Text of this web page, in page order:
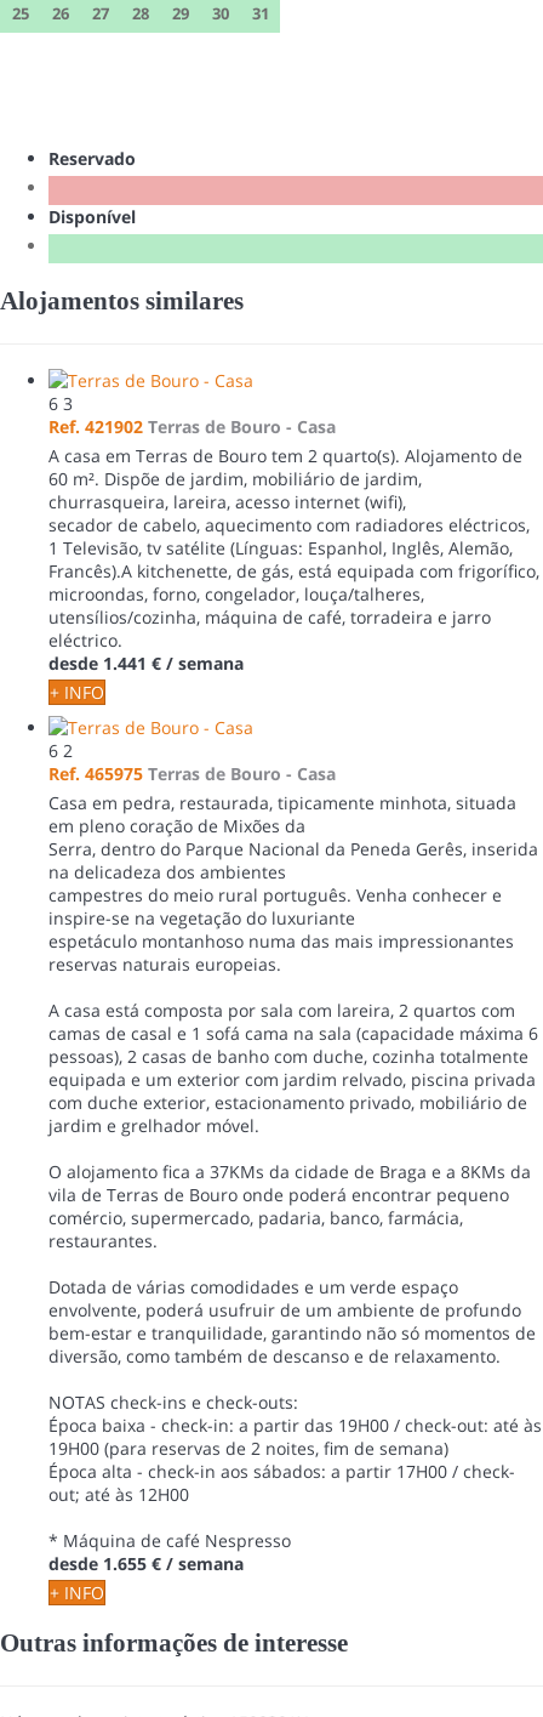
25
26 27 28 29 30 31
Reservado
Disponível
Alojamentos similares
6 3
Ref. 421902 Terras de Bouro - Casa
A casa em Terras de Bouro tem 2 quarto(s). Alojamento de
60 m². Dispõe de jardim, mobiliário de jardim,
churrasqueira, lareira, acesso internet (wifi),
secador de cabelo, aquecimento com radiadores eléctricos,
1 Televisão, tv satélite (Línguas: Espanhol, Inglês, Alemão,
Francês).A kitchenette, de gás, está equipada com frigorífico,
microondas, forno, congelador, louça/talheres,
utensílios/cozinha, máquina de café, torradeira e jarro
eléctrico.
desde 1.441 € / semana
+ INFO
6 2
Ref. 465975 Terras de Bouro - Casa
Casa em pedra, restaurada, tipicamente minhota, situada
em pleno coração de Mixões da
Serra, dentro do Parque Nacional da Peneda Gerês, inserida
na delicadeza dos ambientes
campestres do meio rural português. Venha conhecer e
inspire-se na vegetação do luxuriante
espetáculo montanhoso numa das mais impressionantes
reservas naturais europeias.
A casa está composta por sala com lareira, 2 quartos com
camas de casal e 1 sofá cama na sala (capacidade máxima 6
pessoas), 2 casas de banho com duche, cozinha totalmente
equipada e um exterior com jardim relvado, piscina privada
com duche exterior, estacionamento privado, mobiliário de
jardim e grelhador móvel.
O alojamento fica a 37KMs da cidade de Braga e a 8KMs da
vila de Terras de Bouro onde poderá encontrar pequeno
comércio, supermercado, padaria, banco, farmácia,
restaurantes.
Dotada de várias comodidades e um verde espaço
envolvente, poderá usufruir de um ambiente de profundo
bem-estar e tranquilidade, garantindo não só momentos de
diversão, como também de descanso e de relaxamento.
NOTAS check-ins e check-outs:
Época baixa - check-in: a partir das 19H00 / check-out: até às
19H00 (para reservas de 2 noites, fim de semana)
Época alta - check-in aos sábados: a partir 17H00 / check-
out; até às 12H00
* Máquina de café Nespresso
desde 1.655 € / semana
+ INFO
Outras informações de interesse